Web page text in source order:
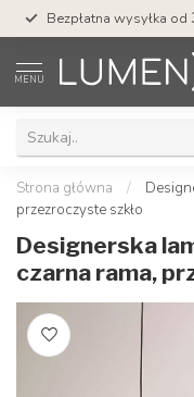
Bezpłatna wysyłka od
MENU
Strona główna /
przezroczyste szkło
Designerska
czarna rama,